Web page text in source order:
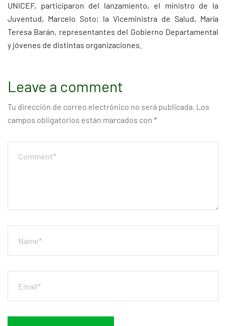
UNICEF, participaron del lanzamiento, el ministro de la
Juventud, Marcelo Soto; la Viceministra de Salud, María
Teresa Barán, representantes del Gobierno Departamental
y jóvenes de distintas organizaciones.
Leave a comment
Tu dirección de correo electrónico no será publicada. Los
campos obligatorios están marcados con *